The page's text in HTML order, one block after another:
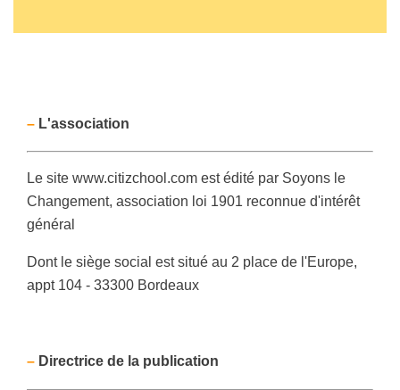
– L'association
Le site www.citizchool.com est édité par Soyons le
Changement, association loi 1901 reconnue d'intérêt
général
Dont le siège social est situé au 2 place de l'Europe,
appt 104 - 33300 Bordeaux
– Directrice de la publication